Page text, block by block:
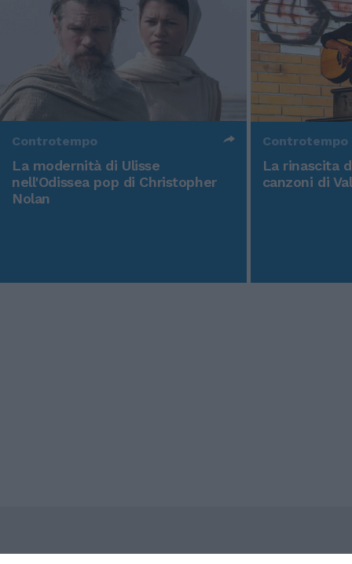
Controtempo
La modernità di Ulisse
nell'Odissea pop di Christopher
Nolan
Controtempo
La rinascita
canzoni di